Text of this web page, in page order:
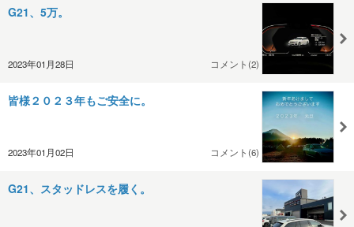
G21、5万。
2023年01月28日 コメント(2)
皆様２０２３年もご安全に。
2023年01月02日 コメント(6)
G21、スタッドレスを履く。